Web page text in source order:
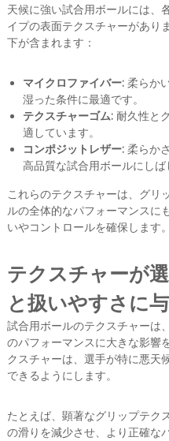
天候に強い試合用ボールには、
イプの表面テクスチャーがあり
下が含まれます：
マイクロファイバー:柔らか
湿った条件に最適です。
テクスチャーゴム:耐久性と
適しています。
コンポジットレザー:柔らか
高品質な試合用ボールにしば
これらのテクスチャーは、グリ
ルの全体的なパフォーマンスに
いやコントロールを確保します。
テクスチャーが
と扱いやすさに
試合用ボールのテクスチャーは
のパフォーマンスに大きな影響
クスチャーは、選手が特に悪天
できるようにします。
たとえば、顕著なグリップテク
の滑りを減少させ、より正確な